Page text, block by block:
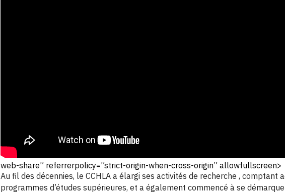
web-share” referrerpolicy=”strict-origin-when-cross-origin” allowfullscreen>
Au fil des décennies, le CCHLA a élargi ses activités de recherche , comptant
programmes d’études supérieures, et a également commencé à se